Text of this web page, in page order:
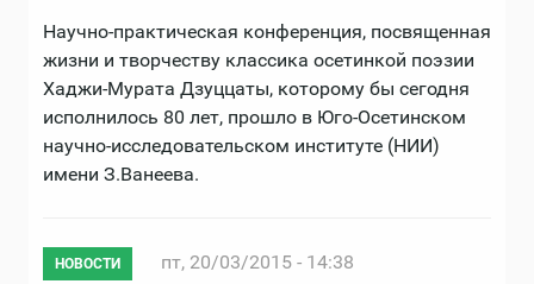
Научно-практическая конференция, посвященная
жизни и творчеству классика осетинкой поэзии
Хаджи-Мурата Дзуццаты, которому бы сегодня
исполнилось 80 лет, прошло в Юго-Осетинском
научно-исследовательском институте (НИИ)
имени З.Ванеева.
НОВОСТИ пт, 20/03/2015 - 14:38